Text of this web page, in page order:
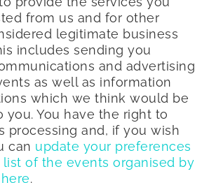
from us and for other
legitimate business
includes sending you
and advertising
as well as information
which we think would be
you. You have the right to
processing and, if you wish
can update your preferences
list of the events organised by
.